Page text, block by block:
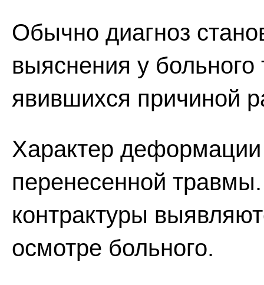
Обычно диагноз
выяснения у
явившихся причиной
Характер деформации
перенесенной
контрактуры
осмотре больного.